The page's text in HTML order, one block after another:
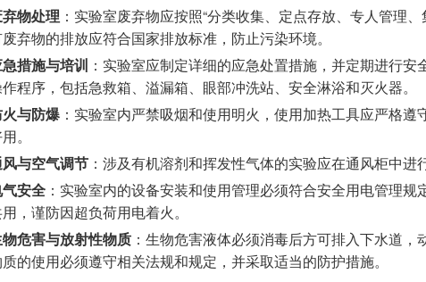
物处理 ：实验室废弃物应按照“分类收集、定点存放、专人管理
弃物的排放应符合国家排放标准，防止污染环境。
措施与培训 ：实验室应制定详细的应急处置措施，并定期进行
程序，包括急救箱、溢漏箱、眼部冲洗站、安全淋浴和灭火器。
与防爆 ：实验室内严禁吸烟和使用明火，使用加热工具应严格
。
与空气调节 ：涉及有机溶剂和挥发性气体的实验应在通风柜中进
安全 ：实验室内的设备安装和使用管理必须符合安全用电管理
，谨防因超负荷用电着火。
危害与放射性物质 ：生物危害液体必须消毒后方可排入下水道
的使用必须遵守相关法规和规定，并采取适当的防护措施。